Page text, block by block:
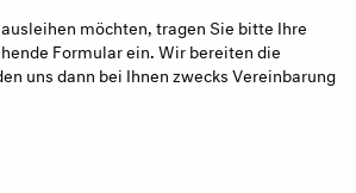
möchten, tragen Sie bitte Ihre
Formular ein. Wir bereiten die
uns dann bei Ihnen zwecks Vereinbarung